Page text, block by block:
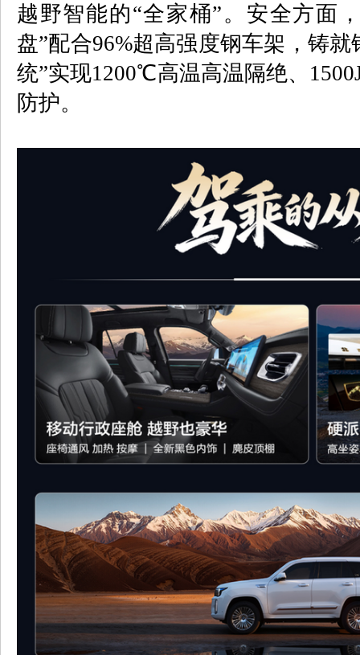
越野智能的“全家桶”。安全方面
盘”配合96%超高强度钢车架，铸就
统”实现1200℃高温高温隔绝、
防护。